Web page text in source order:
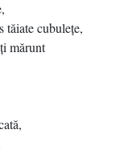
tăiate cubuleţe,
mărunt